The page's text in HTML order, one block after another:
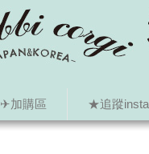
✈加購區 ★追蹤